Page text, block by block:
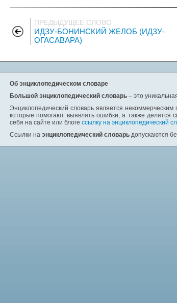
ПРЕДЫДУЩЕЕ СЛОВО
ИДЗУ-БОНИНСКИЙ ЖЕЛОБ (ИДЗУ-
ОГАСАВАРА)
Об энциклопедическом словаре
Большой энциклопедический словарь – это
Энциклопедический словарь является
которые помогают выявлять ошибки, а также делятся
себя на сайте или блоге ссылку на энциклопедический
Ссылки на энциклопедический словарь допускаются